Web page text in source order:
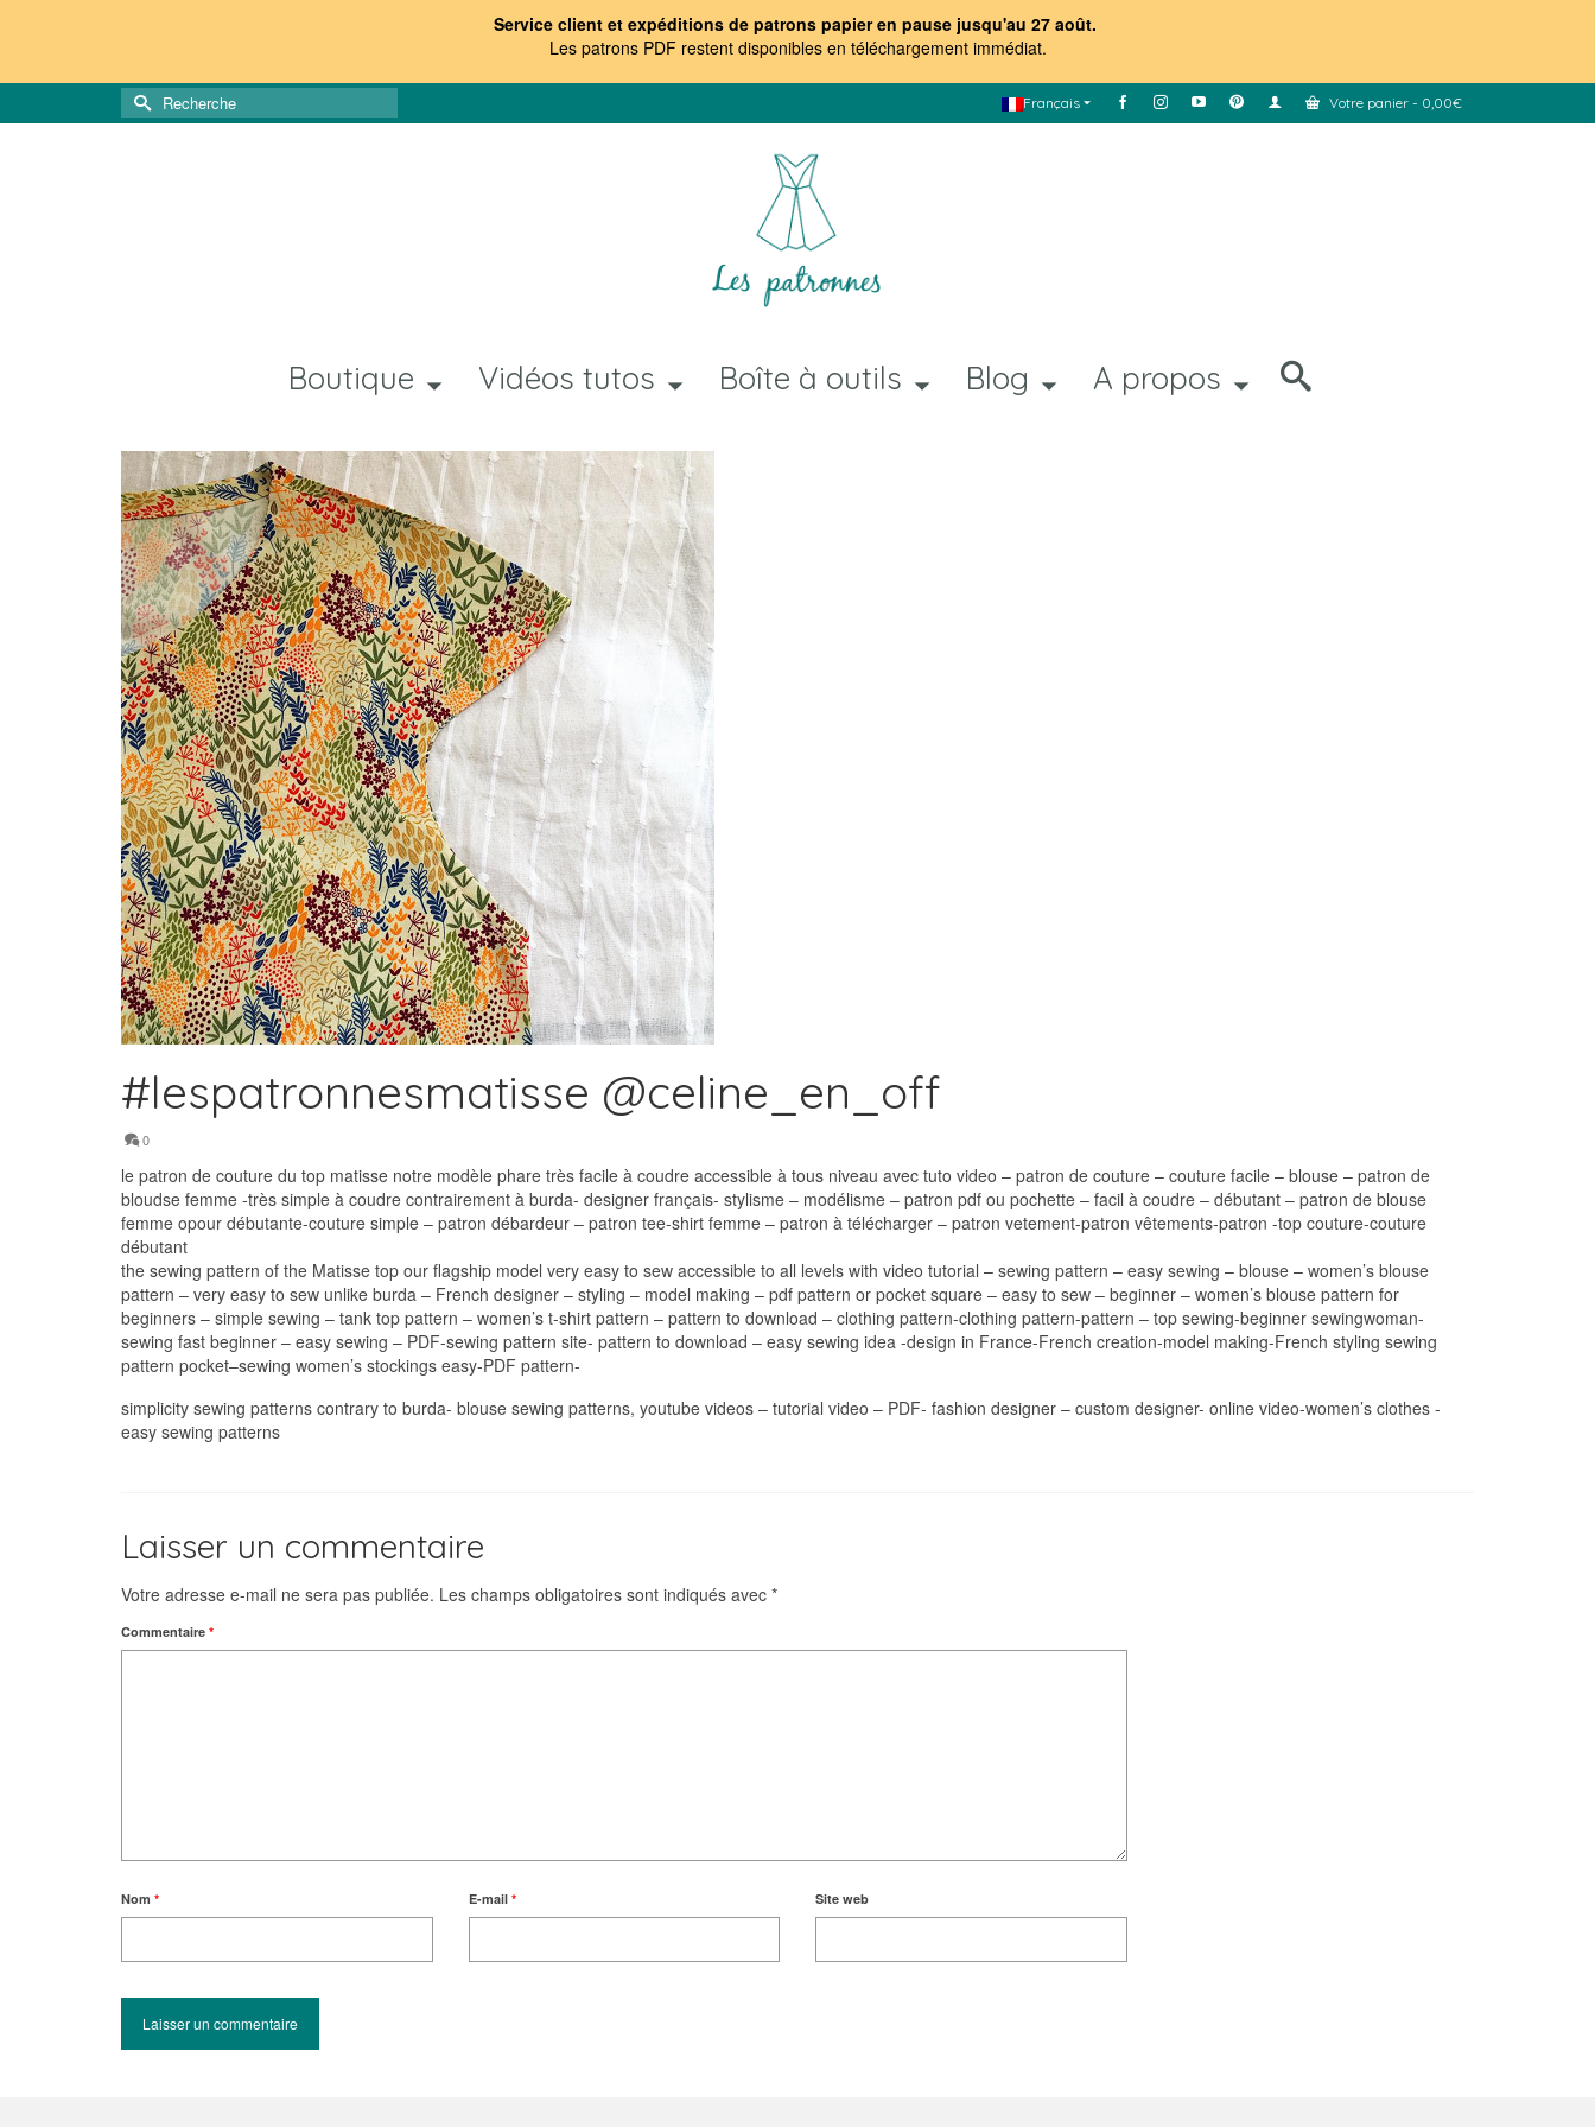
Service client et expéditions de patrons papier en pause jusqu'au 27 août.
Les patrons PDF restent disponibles en téléchargement immédiat.
Français Votre panier - 0,00€
Rechercher :
Boutique Vidéos tutos Boîte à outils Blog A propos
#lespatronnesmatisse @celine_en_off
0
le patron de couture du top matisse notre modèle phare très facile à coudre accessible à tous niveau avec tuto video – patron de couture – couture facile – blouse – patron de
bloudse femme -très simple à coudre contrairement à burda- designer français- stylisme – modélisme – patron pdf ou pochette – facil à coudre – débutant – patron de blouse
femme opour débutante-couture simple – patron débardeur – patron tee-shirt femme – patron à télécharger – patron vetement-patron vêtements-patron -top couture-couture
débutant
the sewing pattern of the Matisse top our flagship model very easy to sew accessible to all levels with video tutorial – sewing pattern – easy sewing – blouse – women’s blouse
pattern – very easy to sew unlike burda – French designer – styling – model making – pdf pattern or pocket square – easy to sew – beginner – women’s blouse pattern for
beginners – simple sewing – tank top pattern – women’s t-shirt pattern – pattern to download – clothing pattern-clothing pattern-pattern – top sewing-beginner sewingwoman-
sewing fast beginner – easy sewing – PDF-sewing pattern site- pattern to download – easy sewing idea -design in France-French creation-model making-French styling sewing
pattern pocket–sewing women’s stockings easy-PDF pattern-
simplicity sewing patterns contrary to burda- blouse sewing patterns, youtube videos – tutorial video – PDF- fashion designer – custom designer- online video-women’s clothes -
easy sewing patterns
Laisser un commentaire
Votre adresse e-mail ne sera pas publiée. Les champs obligatoires sont indiqués avec *
Commentaire *
Nom * E-mail * Site web